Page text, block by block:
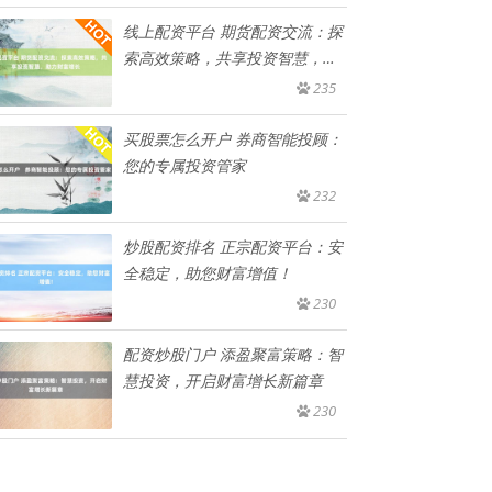
线上配资平台 期货配资交流：探
索高效策略，共享投资智慧，助
235
买股票怎么开户 券商智能投顾：
您的专属投资管家
232
炒股配资排名 正宗配资平台：安
全稳定，助您财富增值！
230
配资炒股门户 添盈聚富策略：智
慧投资，开启财富增长新篇章
230